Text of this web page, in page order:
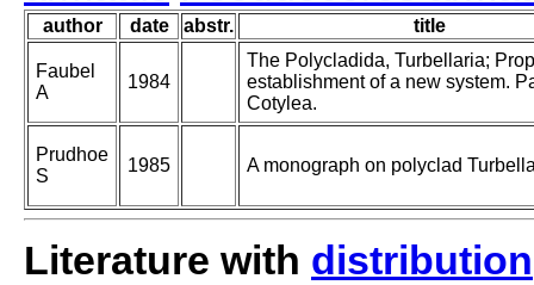
author date abstr. title
Faubel
A
1984
The Polycladida, Turbellaria;
establishment of a new system.
Cotylea.
Prudhoe
S
1985 A monograph on polyclad
Literature with distribution